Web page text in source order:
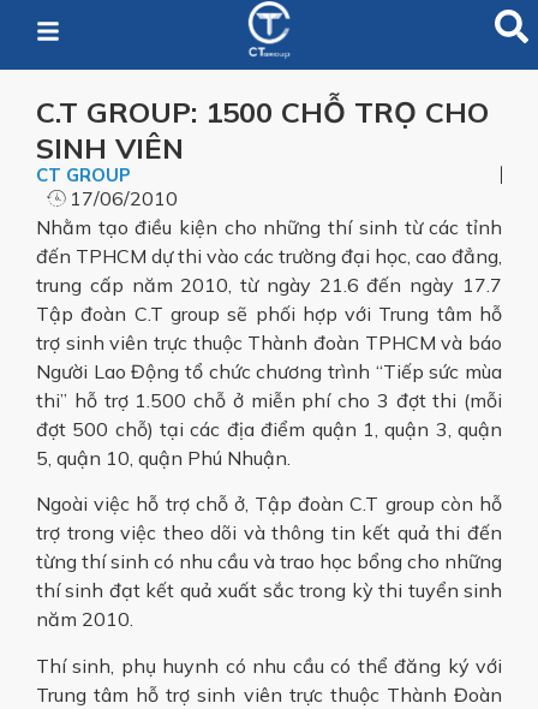
C.T GROUP: 1500 CHỖ TRỌ CHO
SINH VIÊN
CT GROUP
17/06/2010
​Nhằm tạo điều kiện cho những thí sinh từ các tỉnh
đến TPHCM dự thi vào các trường đại học, cao đẳng,
trung cấp năm 2010, từ ngày 21.6 đến ngày 17.7
Tập đoàn C.T group sẽ phối hợp với Trung tâm hỗ
trợ sinh viên trực thuộc Thành đoàn TPHCM và báo
Người Lao Động tổ chức chương trình “Tiếp sức mùa
thi” hỗ trợ 1.500 chỗ ở miễn phí cho 3 đợt thi (mỗi
đợt 500 chỗ) tại các địa điểm quận 1, quận 3, quận
5, quận 10, quận Phú Nhuận.
Ngoài việc hỗ trợ chỗ ở, Tập đoàn C.T group còn hỗ
trợ trong việc theo dõi và thông tin kết quả thi đến
từng thí sinh có nhu cầu và trao học bổng cho những
thí sinh đạt kết quả xuất sắc trong kỳ thi tuyển sinh
năm 2010.
Thí sinh, phụ huynh có nhu cầu có thể đăng ký với
Trung tâm hỗ trợ sinh viên trực thuộc Thành Đoàn